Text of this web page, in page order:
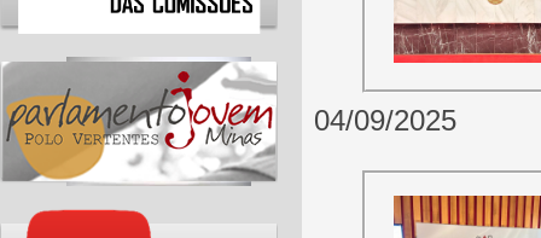
04/09/2025